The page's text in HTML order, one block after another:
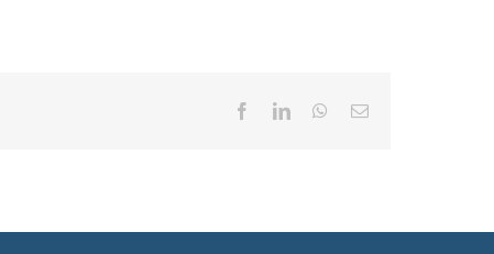
FacebookLinkedInWhatsApp
Email